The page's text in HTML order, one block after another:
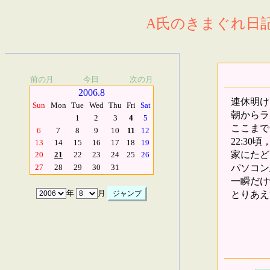
A氏のきまぐれ日
前の月 今日 次の月
2006.8
Sun Mon Tue Wed Thu Fri Sat
1
2 3 4
5
6
7 8 9 10 11
12
13
14 15 16 17 18
19
20
21 22 23 24 25
26
27
28 29 30 31
年 月
連休明
朝から
ここま
22:30頃
家にた
パソコ
一瞬だ
とりあ